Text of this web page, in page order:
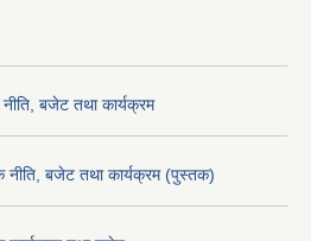
बजेट तथा कार्यक्रम
नीति, बजेट तथा कार्यक्रम (पुस्तक)